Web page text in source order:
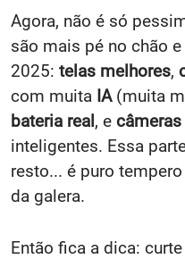
Agora, não é só
são mais pé no chão
2025: telas melhores,
com muita IA (muita
bateria real, e câmeras
inteligentes. Essa
resto... é puro
da galera.
Então fica a dica: